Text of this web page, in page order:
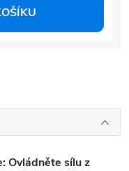
Ovládněte sílu z